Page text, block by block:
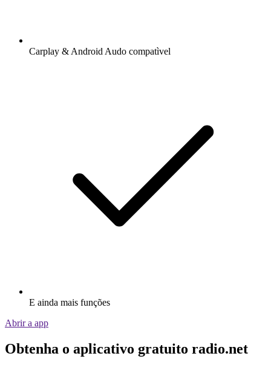
Carplay & Android Audo compatìvel
E ainda mais funções
Abrir a app
Obtenha o aplicativo gratuito radio.net